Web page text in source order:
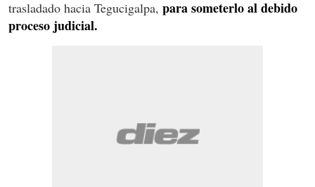
trasladado hacia Tegucigalpa, para someterlo al debido
proceso judicial.